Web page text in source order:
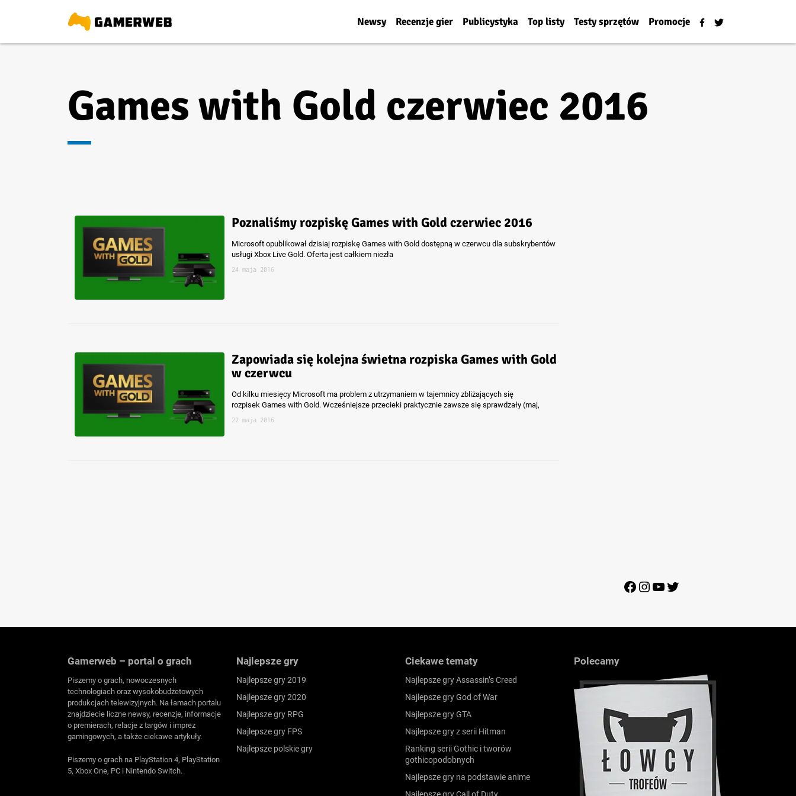
Newsy Recenzje gier Publicystyka Top listy Testy sprzętów Promocje
Games with Gold czerwiec 2016
Poznaliśmy rozpiskę Games with Gold czerwiec 2016
Microsoft opublikował dzisiaj rozpiskę Games with Gold dostępną w czerwcu dla subskrybentów
usługi Xbox Live Gold. Oferta jest całkiem niezła
24 maja 2016
Zapowiada się kolejna świetna rozpiska Games with Gold
w czerwcu
Od kilku miesięcy Microsoft ma problem z utrzymaniem w tajemnicy zbliżających się
rozpisek Games with Gold. Wcześniejsze przecieki praktycznie zawsze się sprawdzały (maj,
22 maja 2016
Facebook
Instagram
YouTube
Twitter
Gamerweb – portal o grach
Piszemy o grach, nowoczesnych
technologiach oraz wysokobudżetowych
produkcjach telewizyjnych. Na łamach portalu
znajdziecie liczne newsy, recenzje, informacje
o premierach, relacje z targów i imprez
gamingowych, a także ciekawe artykuły.
Piszemy o grach na PlayStation 4, PlayStation
5, Xbox One, PC i Nintendo Switch.
Najlepsze gry
Najlepsze gry 2019
Najlepsze gry 2020
Najlepsze gry RPG
Najlepsze gry FPS
Najlepsze polskie gry
Ciekawe tematy
Najlepsze gry Assassin’s Creed
Najlepsze gry God of War
Najlepsze gry GTA
Najlepsze gry z serii Hitman
Ranking serii Gothic i tworów
gothicopodobnych
Najlepsze gry na podstawie anime
Polecamy